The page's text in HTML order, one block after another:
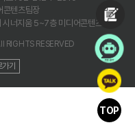
TOP
콘텐츠팀장
시너지움 5~7층 미디어콘텐츠센터
RIGHTS RESERVED
기